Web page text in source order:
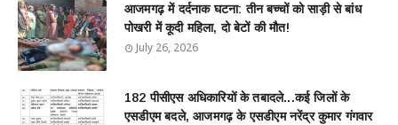
आजमगढ़ में दर्दनाक घटना: तीन बच्चों को साड़ी से बांध
पोखरी में कूदी महिला, दो बेटों की मौत!
July 26, 2026
182 पीसीएस अधिकारियों के तबादले...कई जिलों के
एसडीएम बदले, आजमगढ़ के एसडीएम नरेंद्र कुमार गंगवार